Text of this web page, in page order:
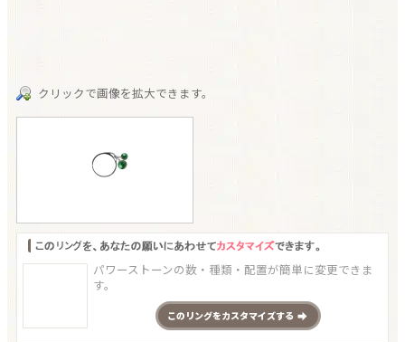
クリックで画像を拡大できます。
パワーストーンの数・種類・配置が簡単に変更できま
す。
この リングをカスタマイズする